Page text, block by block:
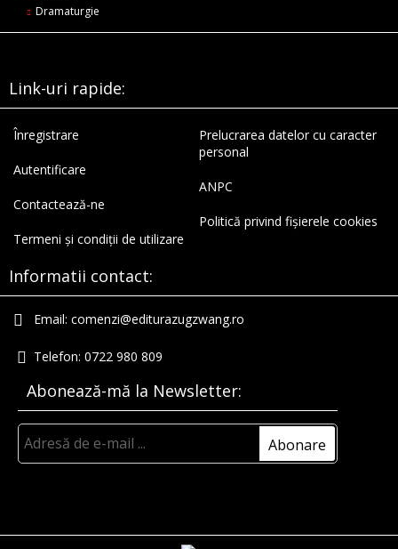
Dramaturgie
Link-uri rapide:
Înregistrare
Autentificare
Contactează-ne
Termeni și condiții de utilizare
Prelucrarea datelor cu caracter
personal
ANPC
Politică privind fișierele cookies
Informatii contact:
Email: comenzi@editurazugzwang.ro
Telefon: 0722 980 809
Abonează-mă la Newsletter: